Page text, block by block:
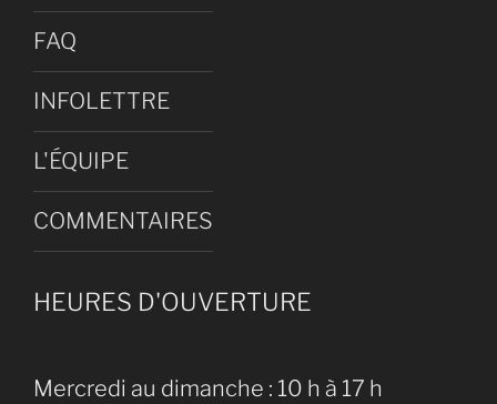
FAQ
INFOLETTRE
L'ÉQUIPE
COMMENTAIRES
HEURES D'OUVERTURE
Mercredi au dimanche : 10 h à 17 h